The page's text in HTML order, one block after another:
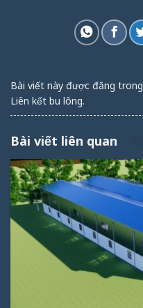
Bài viết này được đăng trong
Liên kết bu lông.
Bài viết liên quan